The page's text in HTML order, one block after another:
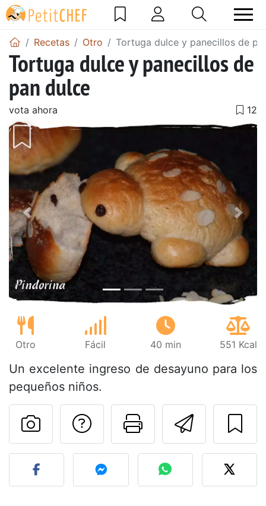
Recetas Otro Tortuga dulce y panecillos de
Tortuga dulce y panecillos de
pan dulce
vota ahora
Anterior
Otro Fácil 40 min 551 Kcal
Un excelente ingreso de desayuno para los
pequeños niños.
Imprimir
Preguntar al autor
Publicar la foto de esta